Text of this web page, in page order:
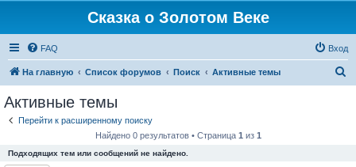
Сказка о Золотом Веке
FAQ Вход
На главную Список форумов Поиск Активные темы
Активные темы
Перейти к расширенному поиску
Найдено 0 результатов • Страница 1 из 1
Подходящих тем или сообщений не найдено.